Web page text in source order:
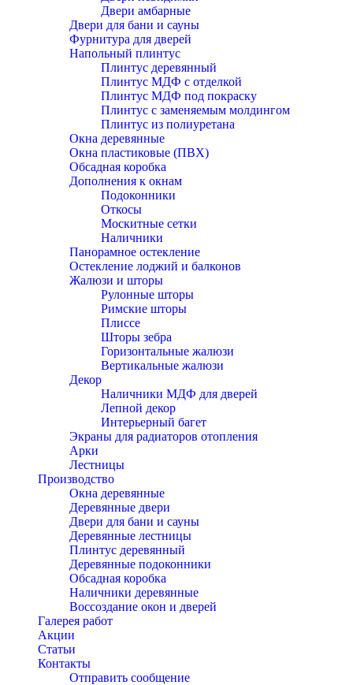
Двери амбарные
Двери для бани и сауны
Фурнитура для дверей
Напольный плинтус
Плинтус деревянный
Плинтус МДФ с отделкой
Плинтус МДФ под покраску
Плинтус с заменяемым молдингом
Плинтус из полиуретана
Окна деревянные
Окна пластиковые (ПВХ)
Обсадная коробка
Дополнения к окнам
Подоконники
Откосы
Москитные сетки
Наличники
Панорамное остекление
Остекление лоджий и балконов
Жалюзи и шторы
Рулонные шторы
Римские шторы
Плиссе
Шторы зебра
Горизонтальные жалюзи
Вертикальные жалюзи
Декор
Наличники МДФ для дверей
Лепной декор
Интерьерный багет
Экраны для радиаторов отопления
Арки
Лестницы
Производство
Окна деревянные
Деревянные двери
Двери для бани и сауны
Деревянные лестницы
Плинтус деревянный
Деревянные подоконники
Обсадная коробка
Наличники деревянные
Воссоздание окон и дверей
Галерея работ
Акции
Статьи
Контакты
Отправить сообщение